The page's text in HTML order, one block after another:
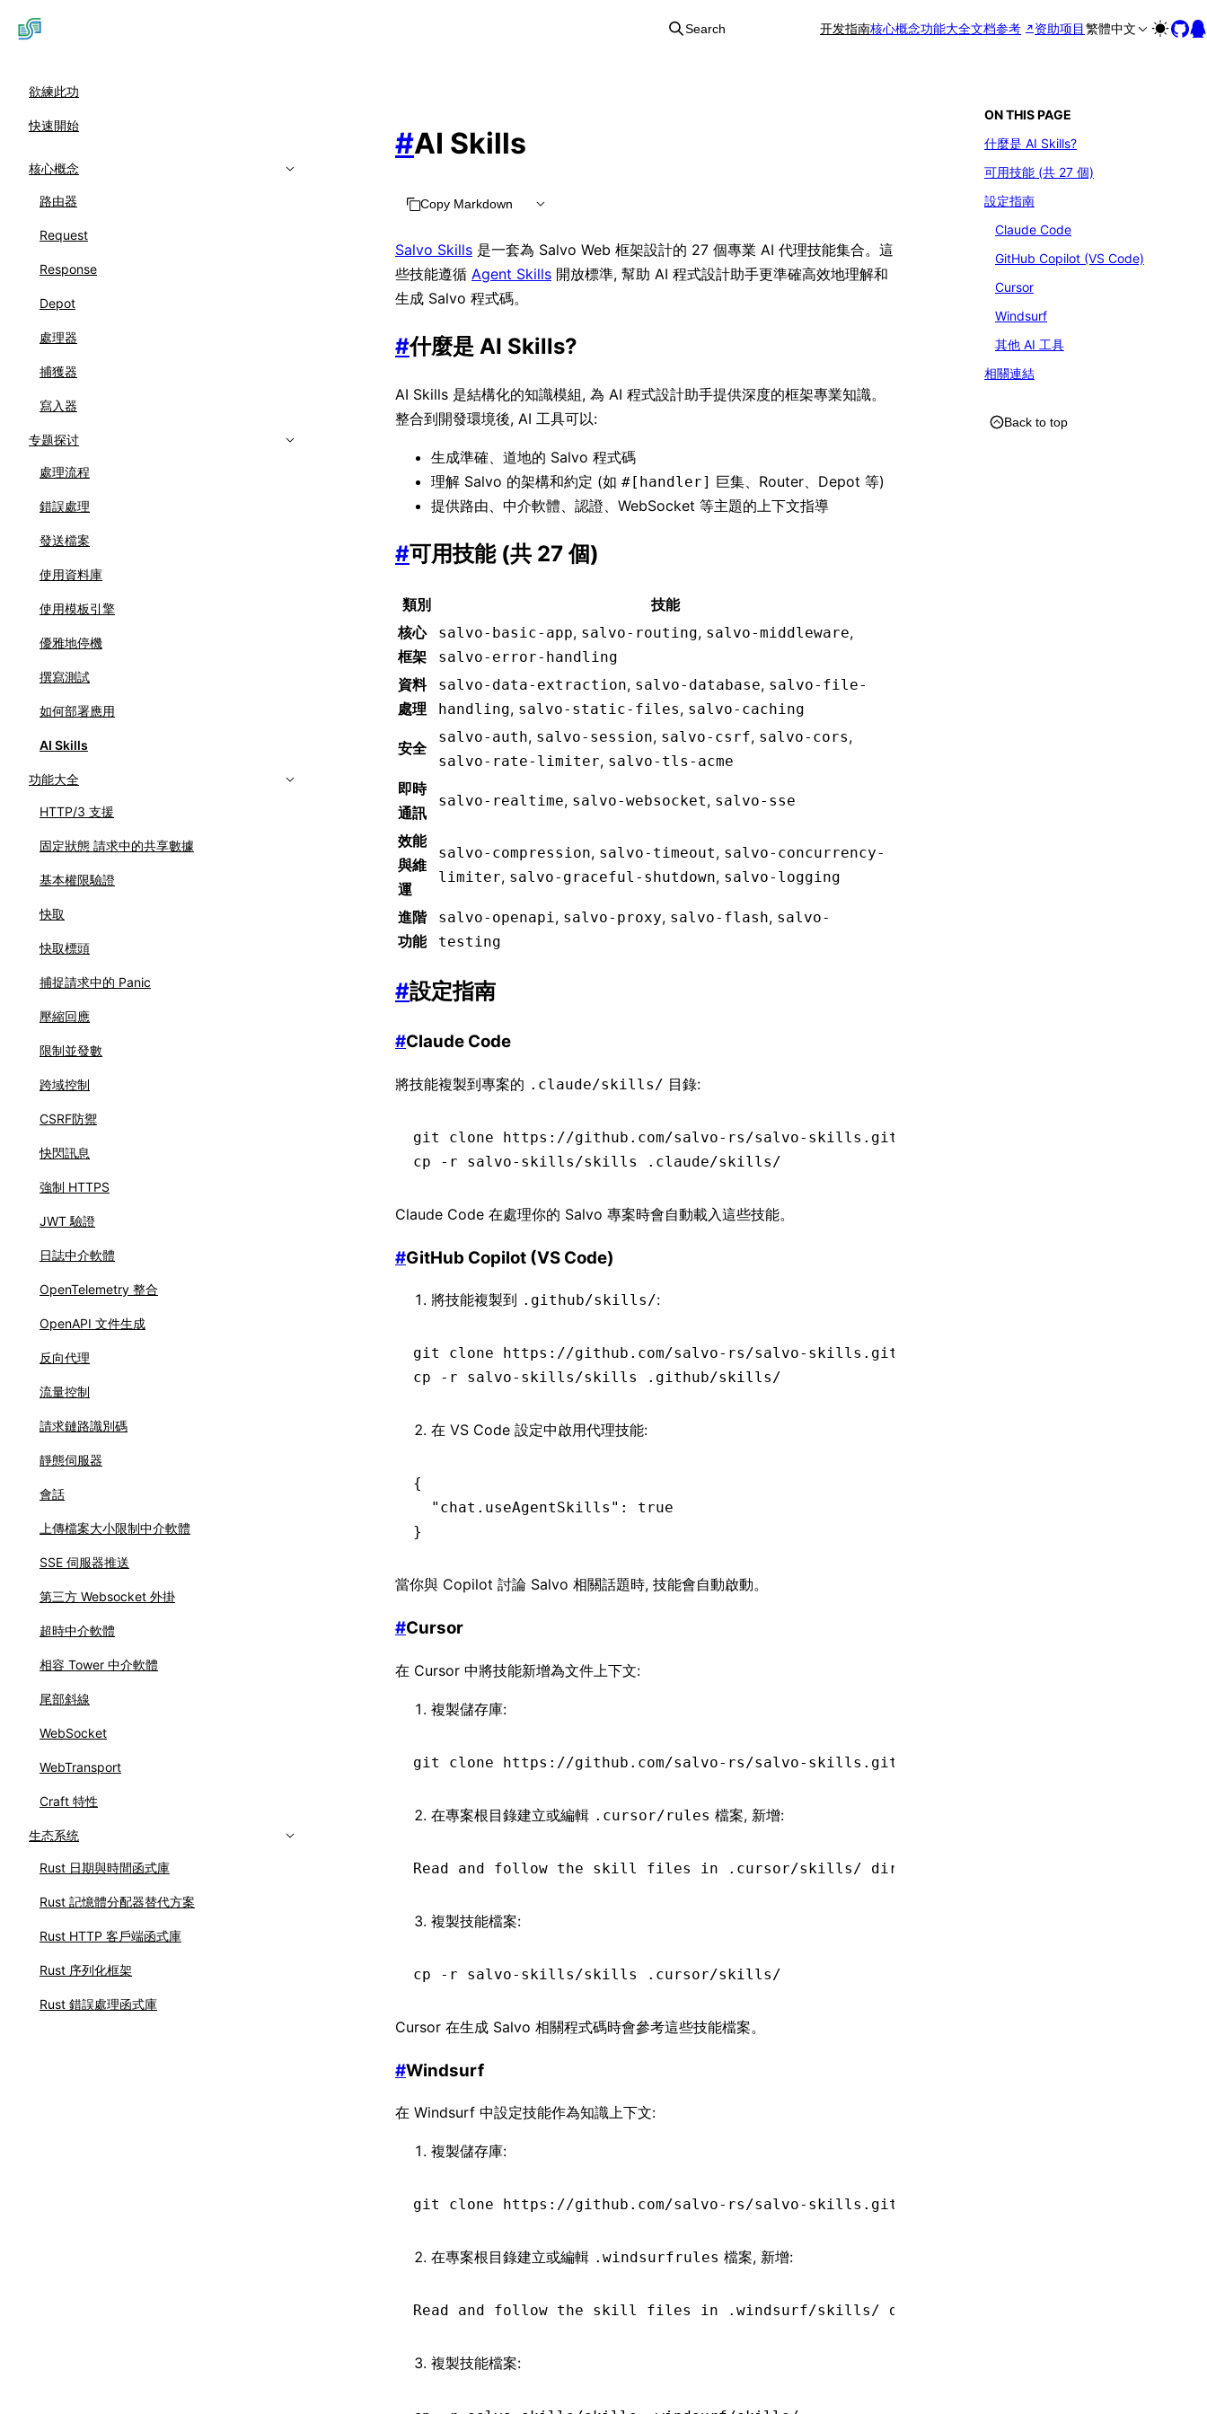
Search 开发指南核心概念功能大全文档参考 资助项目繁體中文
欲練此功
快速開始
核心概念
路由器
Request
Response
Depot
處理器
捕獲器
寫入器
专题探讨
處理流程
錯誤處理
發送檔案
使用資料庫
使用模板引擎
優雅地停機
撰寫測試
如何部署應用
AI Skills
功能大全
HTTP/3 支援
固定狀態 請求中的共享數據
基本權限驗證
快取
快取標頭
捕捉請求中的 Panic
壓縮回應
限制並發數
跨域控制
CSRF防禦
快閃訊息
強制 HTTPS
JWT 驗證
日誌中介軟體
OpenTelemetry 整合
OpenAPI 文件生成
反向代理
流量控制
請求鏈路識別碼
靜態伺服器
會話
上傳檔案大小限制中介軟體
SSE 伺服器推送
第三方 Websocket 外掛
超時中介軟體
相容 Tower 中介軟體
尾部斜線
WebSocket
WebTransport
Craft 特性
生态系统
Rust 日期與時間函式庫
Rust 記憶體分配器替代方案
Rust HTTP 客戶端函式庫
Rust 序列化框架
Rust 錯誤處理函式庫
#AI Skills
Copy Markdown
Salvo Skills 是一套為 Salvo Web 框架設計的 27 個專業 AI 代理技能集合。這
些技能遵循 Agent Skills 開放標準, 幫助 AI 程式設計助手更準確高效地理解和
生成 Salvo 程式碼。
#什麼是 AI Skills?
AI Skills 是結構化的知識模組, 為 AI 程式設計助手提供深度的框架專業知識。
整合到開發環境後, AI 工具可以:
生成準確、道地的 Salvo 程式碼
理解 Salvo 的架構和約定 (如 #[handler] 巨集、Router、Depot 等)
提供路由、中介軟體、認證、WebSocket 等主題的上下文指導
#可用技能 (共 27 個)
類別
技能
核心
框架
salvo-basic-app, salvo-routing, salvo-middleware,
salvo-error-handling
資料
處理
salvo-data-extraction, salvo-database, salvo-file-
handling, salvo-static-files, salvo-caching
安全
salvo-auth, salvo-session, salvo-csrf, salvo-cors,
salvo-rate-limiter, salvo-tls-acme
即時
通訊
salvo-realtime, salvo-websocket, salvo-sse
效能
與維
運
salvo-compression, salvo-timeout, salvo-concurrency-
limiter, salvo-graceful-shutdown, salvo-logging
進階
功能
salvo-openapi , salvo-proxy, salvo-flash, salvo-
testing
#設定指南
#Claude Code
將技能複製到專案的 .claude/skills/ 目錄:
git clone https://github.com/salvo-rs/salvo-skills.git
cp -r salvo-skills/skills .claude/skills/
Claude Code 在處理你的 Salvo 專案時會自動載入這些技能。
#GitHub Copilot (VS Code)
將技能複製到 .github/skills/:
git clone https://github.com/salvo-rs/salvo-skills.git
cp -r salvo-skills/skills .github/skills/
在 VS Code 設定中啟用代理技能:
{
  "chat.useAgentSkills"
:
true
}
當你與 Copilot 討論 Salvo 相關話題時, 技能會自動啟動。
#Cursor
在 Cursor 中將技能新增為文件上下文:
複製儲存庫:
git clone https://github.com/salvo-rs/salvo-skills.git
在專案根目錄建立或編輯 .cursor/rules 檔案, 新增:
Read and follow the skill files in .cursor/skills/ directory for Salvo framework
複製技能檔案:
cp -r salvo-skills/skills .cursor/skills/
Cursor 在生成 Salvo 相關程式碼時會參考這些技能檔案。
#Windsurf
在 Windsurf 中設定技能作為知識上下文:
複製儲存庫:
git clone https://github.com/salvo-rs/salvo-skills.git
在專案根目錄建立或編輯 .windsurfrules 檔案, 新增:
Read and follow the skill files in .windsurf/skills/ directory for Salvo framework
複製技能檔案:
ON THIS PAGE
什麼是 AI Skills?
可用技能 (共 27 個)
設定指南
Claude Code
GitHub Copilot (VS Code)
Cursor
Windsurf
其他 AI 工具
相關連結
Back to top